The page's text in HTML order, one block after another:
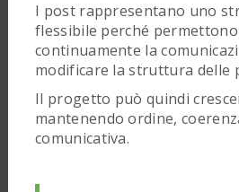
I post rappresentano uno
flessibile perché
continuamente la
modificare la struttura delle
Il progetto può quindi
mantenendo ordine,
comunicativa.